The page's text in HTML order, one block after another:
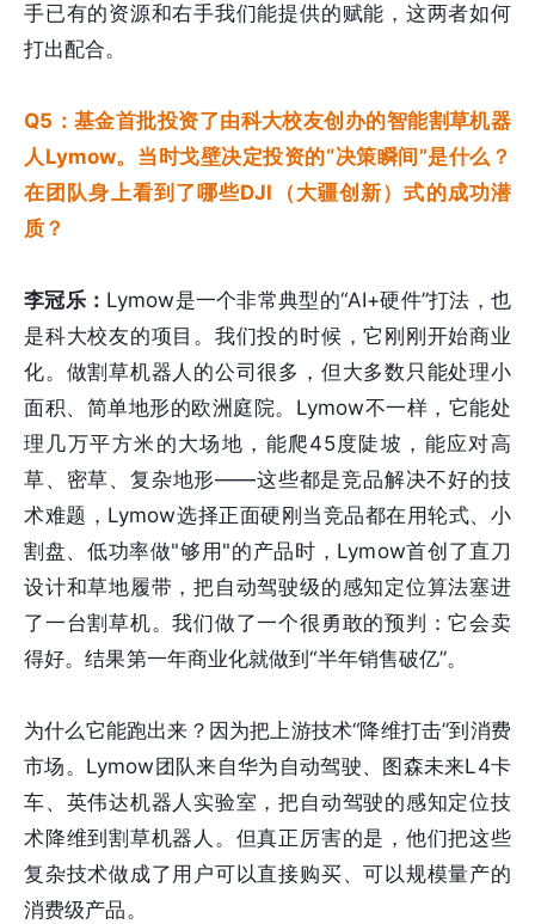
手已有的资源和右手我们能提供的赋能，这两者如何
打出配合。
Q5：基金首批投资了由科大校友创办的智能割草机器
人Lymow。当时戈壁决定投资的“决策瞬间”是什么？
在团队身上看到了哪些DJI（大疆创新）式的成功潜
质？
李冠乐： Lymow是一个非常典型的“AI+硬件”打法，也
是科大校友的项目。我们投的时候，它刚刚开始商业
化。做割草机器人的公司很多，但大多数只能处理小
面积、简单地形的欧洲庭院。Lymow不一样，它能处
理几万平方米的大场地，能爬45度陡坡，能应对高
草、密草、复杂地形——这些都是竞品解决不好的技
术难题，Lymow选择正面硬刚当竞品都在用轮式、小
割盘、低功率做"够用"的产品时，Lymow首创了直刀
设计和草地履带，把自动驾驶级的感知定位算法塞进
了一台割草机。我们做了一个很勇敢的预判：它会卖
得好。结果第一年商业化就做到“半年销售破亿”。
为什么它能跑出来？因为把上游技术“降维打击”到消费
市场。Lymow团队来自华为自动驾驶、图森未来L4卡
车、英伟达机器人实验室，把自动驾驶的感知定位技
术降维到割草机器人。但真正厉害的是，他们把这些
复杂技术做成了用户可以直接购买、可以规模量产的
消费级产品。